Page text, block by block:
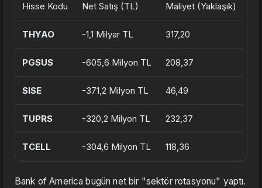
Hisse Kodu Net Satış (TL) Maliyet (Yaklaşık)
THYAO -1,1 Milyar TL 317,20
PGSUS -605,6 Milyon TL 208,37
SISE -371,2 Milyon TL 46,49
TUPRS -320,2 Milyon TL 232,37
TCELL -304,6 Milyon TL 118,36
Bank of America bugün net bir "sektör rotasyonu" yaptı.